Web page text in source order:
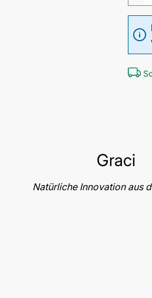
Graci
Natürliche Innovation aus